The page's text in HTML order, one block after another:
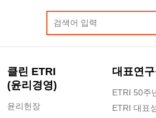
클린 ETRI
(윤리경영)
윤리헌장
대표연
ETRI 50주
ETRI 대표